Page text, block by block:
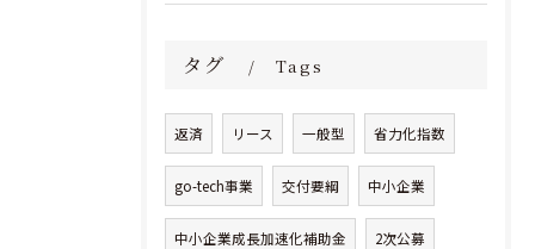
タグ Tags
返済 リース 一般型 省力化指数
go-tech事業 交付要綱 中小企業
中小企業成長加速化補助金 2次公募